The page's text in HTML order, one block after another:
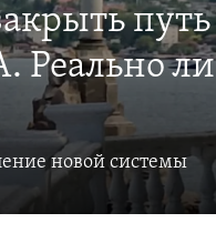
путь
Реально ли
новой системы